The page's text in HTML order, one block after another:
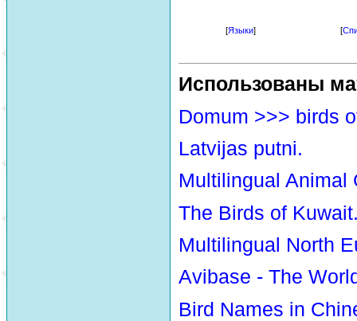
[Языки] [
Использованы
Domum >>> birds
Latvijas putni.
Multilingual Animal
The Birds of
Multilingual North
Avibase - The
Bird Names in